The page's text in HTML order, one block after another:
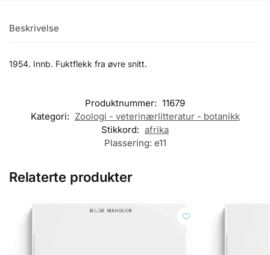
Beskrivelse
1954. Innb. Fuktflekk fra øvre snitt.
Produktnummer: 11679
Kategori: Zoologi - veterinærlitteratur - botanikk
Stikkord: afrika
Plassering: e11
Relaterte produkter